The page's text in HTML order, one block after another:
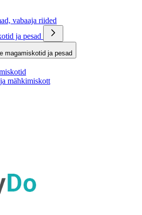
vabaaja riided
ja pesad
magamiskotid ja pesad
mähkimiskott